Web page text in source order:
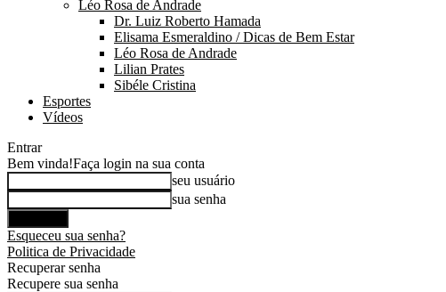
Léo Rosa de Andrade
Dr. Luiz Roberto Hamada
Elisama Esmeraldino / Dicas de Bem Estar
Léo Rosa de Andrade
Lilian Prates
Sibéle Cristina
Esportes
Vídeos
Entrar
Bem vinda!Faça login na sua conta
seu usuário
sua senha
Esqueceu sua senha?
Politica de Privacidade
Recuperar senha
Recupere sua senha